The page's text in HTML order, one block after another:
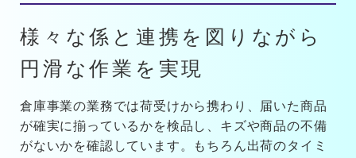
様々な係と連携を図りながら
円滑な作業を実現
倉庫事業の業務では荷受けから携わり、届いた商品
が確実に揃っているかを検品し、キズや商品の不備
がないかを確認しています。もちろん出荷のタイミ